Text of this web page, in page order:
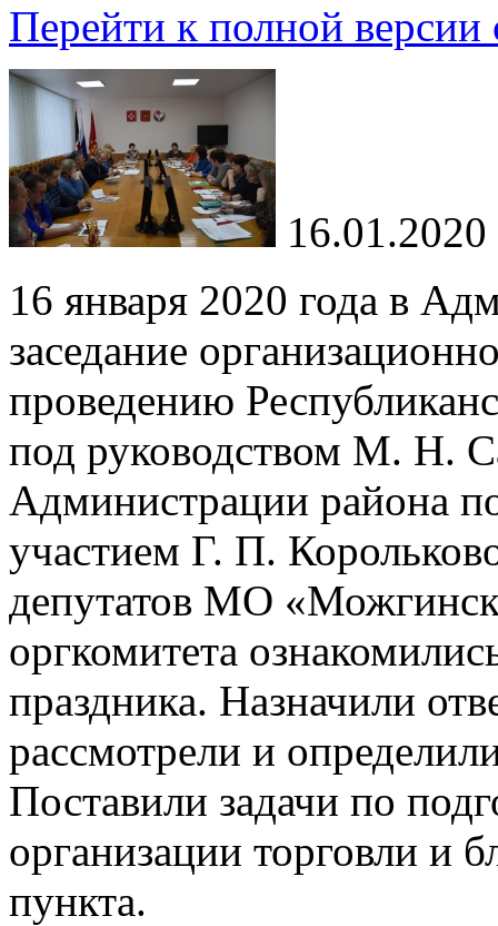
Перейти к полной версии
16.01.2020
16 января 2020 года в
заседание
проведению
под руководством М. Н.
Администрации района
участием Г. П.
депутатов МО
оргкомитета
праздника. Назначили
рассмотрели и
Поставили задачи по
организации торговли и
пункта.